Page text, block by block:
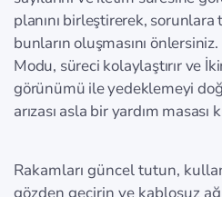
planını birleştirerek,
bunların oluşmasını
Modu, süreci kolaylaştırır ve
görünümü ile yedeklemeyi
arızası asla bir yardım
Rakamları güncel tutun,